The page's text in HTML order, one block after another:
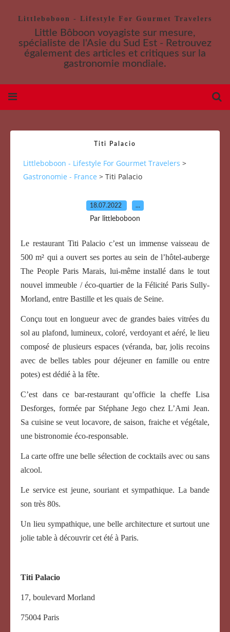
Littleboboon - Lifestyle For Gourmet Travelers
Little Bôboon voyagiste sur mesure,
spécialiste de l'Asie du Sud Est - Retrouvez
également des articles et critiques sur la
gastronomie mondiale.
Titi Palacio
Littleboboon - Lifestyle For Gourmet Travelers >
Gastronomie - France > Titi Palacio
18.07.2022 …
Par littleboboon
Le restaurant Titi Palacio c’est un immense vaisseau de
500 m² qui a ouvert ses portes au sein de l’hôtel-auberge
The People Paris Marais, lui-même installé dans le tout
nouvel immeuble / éco-quartier de la Félicité Paris Sully-
Morland, entre Bastille et les quais de Seine.
Conçu tout en longueur avec de grandes baies vitrées du
sol au plafond, lumineux, coloré, verdoyant et aéré, le lieu
composé de plusieurs espaces (véranda, bar, jolis recoins
avec de belles tables pour déjeuner en famille ou entre
potes) est dédié à la fête.
C’est dans ce bar-restaurant qu’officie la cheffe Lisa
Desforges, formée par Stéphane Jego chez L’Ami Jean.
Sa cuisine se veut locavore, de saison, fraiche et végétale,
une bistronomie éco-responsable.
La carte offre une belle sélection de cocktails avec ou sans
alcool.
Le service est jeune, souriant et sympathique. La bande
son très 80s.
Un lieu sympathique, une belle architecture et surtout une
jolie table à découvrir cet été à Paris.
Titi Palacio
17, boulevard Morland
75004 Paris